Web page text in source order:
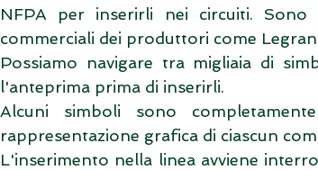
NFPA per inserirli nei circuiti.
commerciali dei produttori come
Possiamo navigare tra migliaia di
l'anteprima prima di inserirli.
Alcuni simboli sono
rappresentazione grafica di ciascun
L'inserimento nella linea avviene